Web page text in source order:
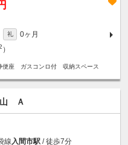
礼
0ヶ月
）
座 ガスコンロ付 収納スペース
山 Ａ
線 入間市駅 / 徒歩7分